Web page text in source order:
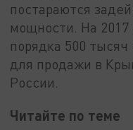
постараются
мощности. На 2017
порядка 500
для продажи в
России.
Читайте по теме